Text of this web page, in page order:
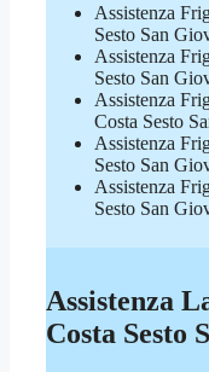
Assistenza
Sesto San
Assistenza
Sesto San
Assistenza
Costa Sesto
Assistenza
Sesto San
Assistenza
Sesto San
Assistenza
Costa Sesto